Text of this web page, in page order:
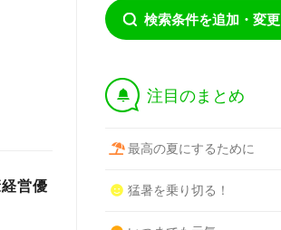
営優
検索条件を追加・変更
† 注目のまとめ
最高の夏にするために
猛暑を乗り切る！